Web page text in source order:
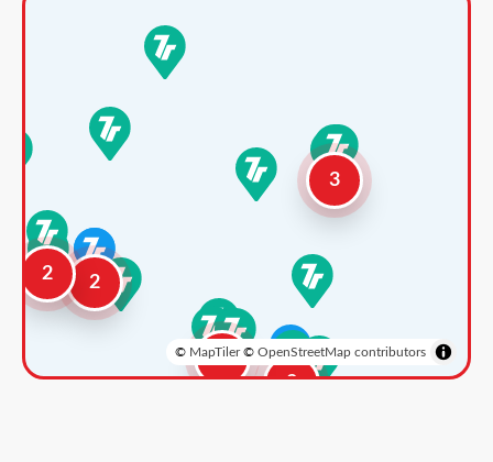
2
2
3
2
3
© MapTiler© OpenStreetMap contributors